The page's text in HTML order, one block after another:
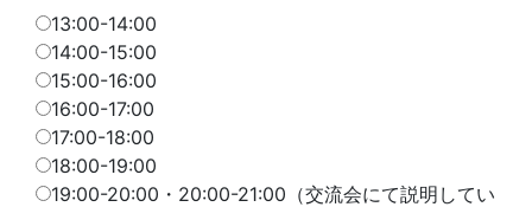
13:00-14:00
14:00-15:00
15:00-16:00
16:00-17:00
17:00-18:00
18:00-19:00
19:00-20:00・20:00-21:00（交流会にて説明してい